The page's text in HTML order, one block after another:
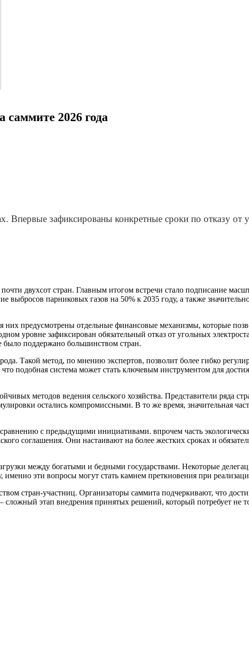
2026 года
Впервые зафиксированы конкретные сроки по отказу
двухсот стран. Главным итогом встречи стало подписание
парниковых газов на 50% к 2035 году, а также
предусмотрены отдельные финансовые механизмы, которые
уровне зафиксирован обязательный отказ от угольных
было поддержано большинством стран.
Такой метод, по мнению экспертов, позволит более гибко
подобная система может стать ключевым инструментом для
методов ведения сельского хозяйства. Представители ряда
остались компромиссными. В то же время, значительная
с предыдущими инициативами. впрочем часть
соглашения. Они настаивают на более жестких сроках и
между богатыми и бедными государствами. Некоторые
эти вопросы могут стать камнем преткновения при
стран-участниц. Организаторы саммита подчеркивают, что
этап внедрения принятых решений, который потребует не